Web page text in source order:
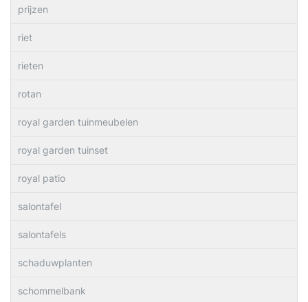
prijzen
riet
rieten
rotan
royal garden tuinmeubelen
royal garden tuinset
royal patio
salontafel
salontafels
schaduwplanten
schommelbank